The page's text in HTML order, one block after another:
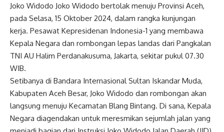
Joko Widodo Joko Widodo bertolak menuju Provinsi Aceh,
pada Selasa, 15 Oktober 2024, dalam rangka kunjungan
kerja. Pesawat Kepresidenan Indonesia-1 yang membawa
Kepala Negara dan rombongan lepas landas dari Pangkalan
TNI AU Halim Perdanakusuma, Jakarta, sekitar pukul 07.30
WIB.
Setibanya di Bandara Internasional Sultan Iskandar Muda,
Kabupaten Aceh Besar, Joko Widodo dan rombongan akan
langsung menuju Kecamatan Blang Bintang. Di sana, Kepala
Negara diagendakan untuk meresmikan sejumlah jalan yang